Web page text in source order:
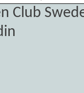
Club